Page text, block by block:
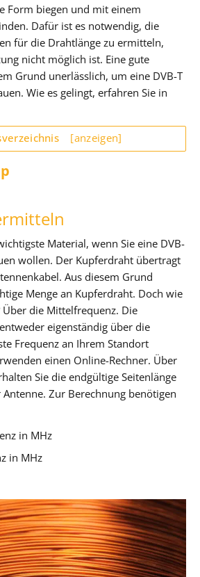
Form biegen und mit einem
Dafür ist es notwendig, die
für die Drahtlänge zu ermitteln,
nicht möglich ist. Eine gute
Grund unerlässlich, um eine DVB-T
Wie es gelingt, erfahren Sie in
[anzeigen]
Material, wenn Sie eine DVB-
wollen. Der Kupferdraht übertragt
Aus diesem Grund
Menge an Kupferdraht. Doch wie
die Mittelfrequenz. Die
eigenständig über die
Frequenz an Ihrem Standort
einen Online-Rechner. Über
Sie die endgültige Seitenlänge
Zur Berechnung benötigen
in MHz
in MHz